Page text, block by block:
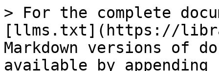
> For the complete
[llms.txt](https://
Markdown versions of
available by